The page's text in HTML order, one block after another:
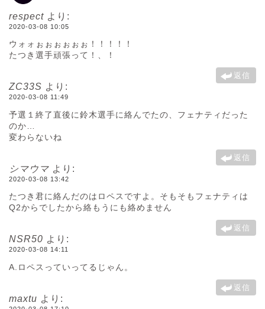
respect より:
2020-03-08 10:05
ウォォぉぉぉぉぉぉ！！！！！
たつき選手頑張って！、！
返信
ZC33S より:
2020-03-08 11:49
予選１終了直後に鈴木選手に絡んでたの、フェナティだった
のか…
変わらないね
返信
シマウマ より:
2020-03-08 13:42
たつき君に絡んだのはロペスですよ。そもそもフェナティは
Q2からでしたから絡もうにも絡めません
返信
NSR50 より:
2020-03-08 14:11
A.ロペスっていってるじゃん。
返信
maxtu より: